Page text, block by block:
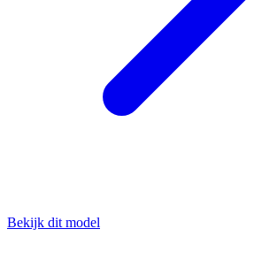
Bekijk dit model